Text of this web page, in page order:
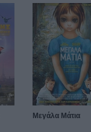
Μεγάλα Μάτια